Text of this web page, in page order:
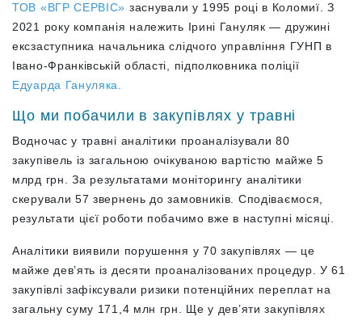
ТОВ «ВГР СЕРВІС» заснували у 1995 році в Коломиї. З
2021 року компанія належить Ірині Гануляк — дружині
ексзаступника начальника слідчого управління ГУНП в
Івано-Франківській області, підполковника поліції
Едуарда Гануляка.
Що ми побачили в закупівлях у травні
Водночас у травні аналітики проаналізували 80
закупівель із загальною очікуваною вартістю майже 5
млрд грн. За результатами моніторингу аналітики
скерували 57 звернень до замовників. Сподіваємося,
результати цієї роботи побачимо вже в наступні місяці.
Аналітики виявили порушення у 70 закупівлях — це
майже дев’ять із десяти проаналізованих процедур. У 61
закупівлі зафіксували ризики потенційних переплат на
загальну суму 171,4 млн грн. Ще у дев’яти закупівлях